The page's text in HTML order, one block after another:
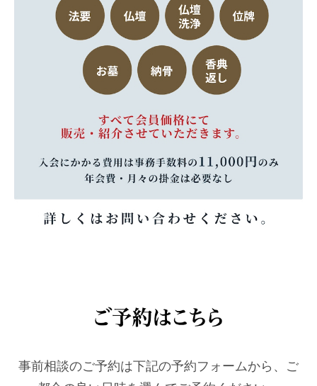
事前相談のご予約は下記の予約フォームから、ご